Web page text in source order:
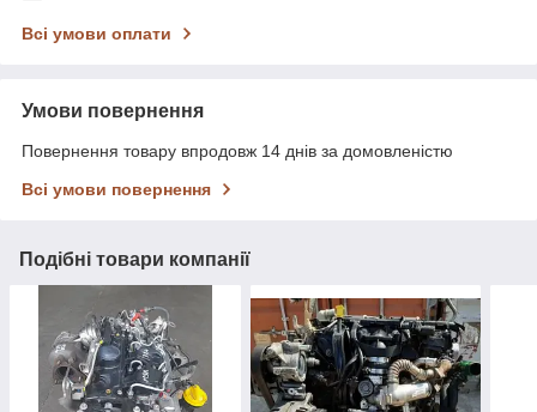
Всі умови оплати
Умови повернення
Повернення товару впродовж 14 днів за домовленістю
Всі умови повернення
Подібні товари компанії